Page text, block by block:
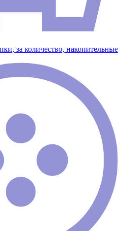
за количество, накопительные